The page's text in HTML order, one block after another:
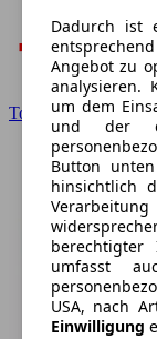
Toyota
Dadurch ist
Angebot zu
analysieren.
um dem
und der
Button
hinsichtlich
berechtigter
umfasst
USA, nach
Einwilligung